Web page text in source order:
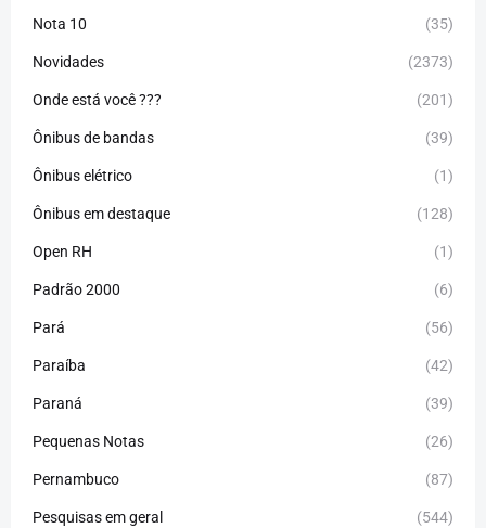
Nota 10 (35)
Novidades (2373)
Onde está você ??? (201)
Ônibus de bandas (39)
Ônibus elétrico (1)
Ônibus em destaque (128)
Open RH (1)
Padrão 2000 (6)
Pará (56)
Paraíba (42)
Paraná (39)
Pequenas Notas (26)
Pernambuco (87)
Pesquisas em geral (544)